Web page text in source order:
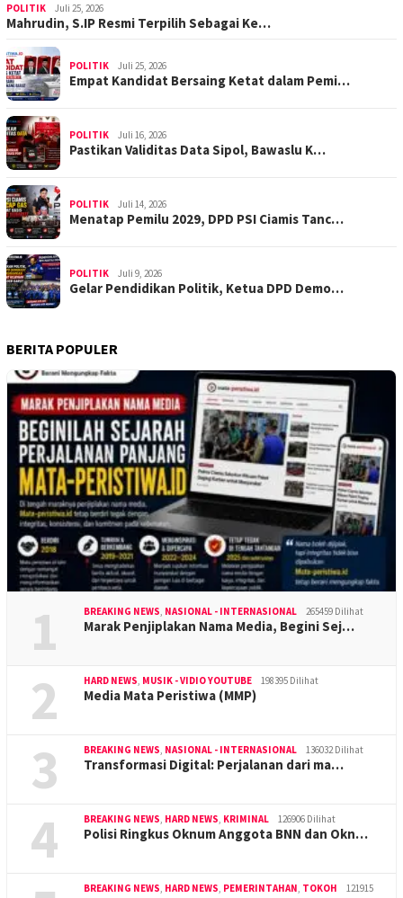
POLITIK Juli 25, 2026
Mahrudin, S.IP Resmi Terpilih Sebagai Ke…
POLITIK Juli 25, 2026
Empat Kandidat Bersaing Ketat dalam Pemi…
POLITIK Juli 16, 2026
Pastikan Validitas Data Sipol, Bawaslu K…
POLITIK Juli 14, 2026
Menatap Pemilu 2029, DPD PSI Ciamis Tanc…
POLITIK Juli 9, 2026
Gelar Pendidikan Politik, Ketua DPD Demo…
BERITA POPULER
1 BREAKING NEWS NASIONAL - INTERNASIONAL 265459 Dilihat
Marak Penjiplakan Nama Media, Begini Sej…
2 HARD NEWS MUSIK - VIDIO YOUTUBE 198395 Dilihat
Media Mata Peristiwa (MMP)
3 BREAKING NEWS NASIONAL - INTERNASIONAL 136032 Dilihat
Transformasi Digital: Perjalanan dari ma…
4 BREAKING NEWS HARD NEWS KRIMINAL 126906 Dilihat
Polisi Ringkus Oknum Anggota BNN dan Okn…
BREAKING NEWS HARD NEWS PEMERINTAHAN TOKOH
121915